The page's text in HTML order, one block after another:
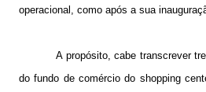
operacional, como após a sua
A propósito, cabe transcrever
do fundo de comércio do shopping